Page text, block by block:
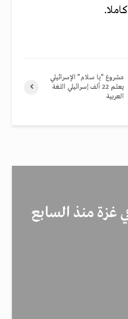
مشروع “يا سلام” الإسرائيلي
يعلم 22 ألف إسرائيلي اللغة
العربية
غزة منذ السابع